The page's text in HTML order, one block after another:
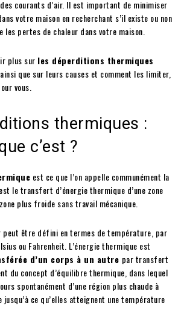
courants d’air. Il est important de minimiser
votre maison en recherchant s’il existe ou non
les pertes de chaleur dans votre maison.
plus sur les déperditions thermiques
, ainsi que sur leurs causes et comment les limiter,
vous.
thermiques :
c’est ?
est ce que l’on appelle communément la
le transfert d’énergie thermique d’une zone
plus froide sans travail mécanique.
peut être défini en termes de température, par
ou Fahrenheit. L’énergie thermique est
d’un corps à un autre par transfert
du concept d’équilibre thermique, dans lequel
spontanément d’une région plus chaude à
ce qu’elles atteignent une température